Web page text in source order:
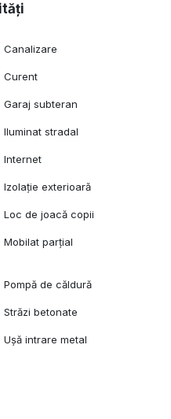
Canalizare
Curent
Garaj subteran
Iluminat stradal
Internet
Izolație exterioară
Loc de joacă copii
Mobilat parțial
Pompă de căldură
Străzi betonate
Ușă intrare metal